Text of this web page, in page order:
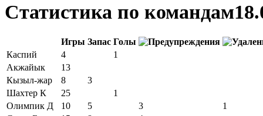
Статистика по командам
Игры Запас Голы
Каспий
4
1
Акжайык
13
Кызыл-жар
8
3
Шахтер К
25
1
Олимпик Д
10 5 3
1